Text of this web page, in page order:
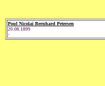
Poul Nicolai Bernhard Petersen
20.08.1899
-